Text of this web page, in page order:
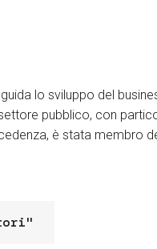
lo sviluppo del
pubblico, con
è stata membro